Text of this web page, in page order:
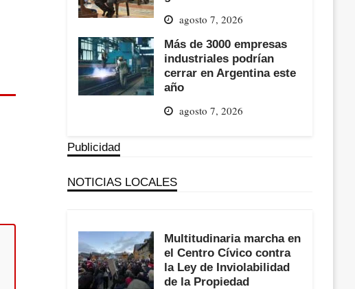
agosto 7, 2026
Más de 3000 empresas
industriales podrían
cerrar en Argentina este
año
agosto 7, 2026
Publicidad
NOTICIAS LOCALES
Multitudinaria marcha en
el Centro Cívico contra
la Ley de Inviolabilidad
de la Propiedad